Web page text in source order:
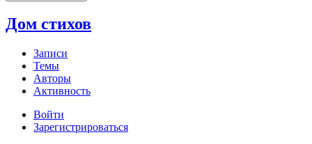
Дом стихов
Записи
Темы
Авторы
Активность
Войти
Зарегистрироваться